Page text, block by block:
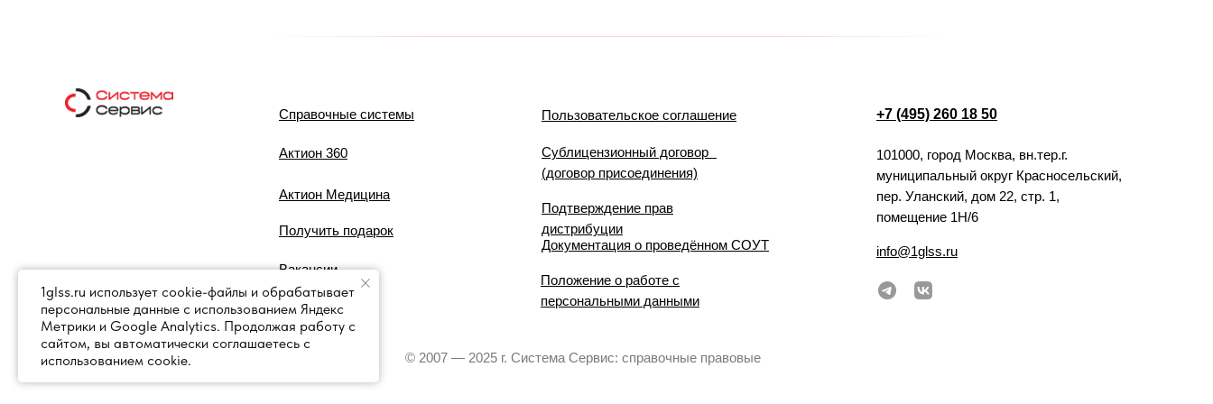
+7 (495) 260 18 50
101000, город Москва, вн.тер.г.
муниципальный округ Красносельский,
пер. Уланский, дом 22, стр. 1,
помещение 1Н/6
info@1glss.ru
Справочные системы
Актион 360
Актион Медицина
Получить подарок
Вакансии
Контакты
Пользовательское соглашение
Сублицензионный договор
(договор присоединения)
Подтверждение прав
дистрибуции
Документация о проведённом СОУТ
Положение о работе с
персональными данными
© 2007 — 2025 г. Система Сервис: справочные правовые
1glss.ru использует cookie-файлы и обрабатывает
персональные данные с использованием Яндекс
Метрики и Google Analytics. Продолжая работу с
сайтом, вы автоматически соглашаетесь с
использованием cookie.